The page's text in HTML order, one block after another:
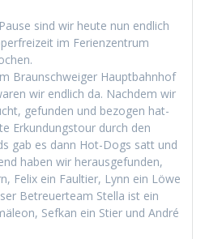
sind wir heute nun endlich
im Ferien­zen­trum
Braun­schweiger Haupt­bahn­hof
wir endlich da. Nach­dem wir
gefun­den und bezo­gen hat­
Erkun­dungs­tour durch den
gab es dann Hot-Dogs satt und
haben wir her­aus­ge­fun­den,
Felix ein Fault­i­er, Lynn ein Löwe
Betreuerteam Stel­la ist ein
Sefkan ein Sti­er und André